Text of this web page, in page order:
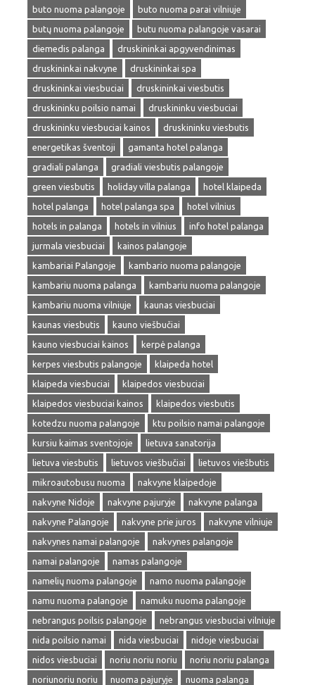
buto nuoma palangoje
buto nuoma parai vilniuje
butų nuoma palangoje
butu nuoma palangoje vasarai
diemedis palanga
druskininkai apgyvendinimas
druskininkai nakvyne
druskininkai spa
druskininkai viesbuciai
druskininkai viesbutis
druskininku poilsio namai
druskininku viesbuciai
druskininku viesbuciai kainos
druskininku viesbutis
energetikas šventoji
gamanta hotel palanga
gradiali palanga
gradiali viesbutis palangoje
green viesbutis
holiday villa palanga
hotel klaipeda
hotel palanga
hotel palanga spa
hotel vilnius
hotels in palanga
hotels in vilnius
info hotel palanga
jurmala viesbuciai
kainos palangoje
kambariai Palangoje
kambario nuoma palangoje
kambariu nuoma palanga
kambariu nuoma palangoje
kambariu nuoma vilniuje
kaunas viesbuciai
kaunas viesbutis
kauno viešbučiai
kauno viesbuciai kainos
kerpė palanga
kerpes viesbutis palangoje
klaipeda hotel
klaipeda viesbuciai
klaipedos viesbuciai
klaipedos viesbuciai kainos
klaipedos viesbutis
kotedzu nuoma palangoje
ktu poilsio namai palangoje
kursiu kaimas sventojoje
lietuva sanatorija
lietuva viesbutis
lietuvos viešbučiai
lietuvos viešbutis
mikroautobusu nuoma
nakvyne klaipedoje
nakvyne Nidoje
nakvyne pajuryje
nakvyne palanga
nakvyne Palangoje
nakvyne prie juros
nakvyne vilniuje
nakvynes namai palangoje
nakvynes palangoje
namai palangoje
namas palangoje
namelių nuoma palangoje
namo nuoma palangoje
namu nuoma palangoje
namuku nuoma palangoje
nebrangus poilsis palangoje
nebrangus viesbuciai vilniuje
nida poilsio namai
nida viesbuciai
nidoje viesbuciai
nidos viesbuciai
noriu noriu noriu
noriu noriu palanga
noriunoriu noriu
nuoma pajuryje
nuoma palanga